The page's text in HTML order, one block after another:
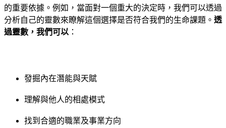
的重要依據。例如，當面對一個重大的決定時，我們可以透過
分析自己的靈數來瞭解這個選擇是否符合我們的生命課題。 透
過靈數，我們可以 ：
發掘內在潛能與天賦
理解與他人的相處模式
找到合適的職業及事業方向